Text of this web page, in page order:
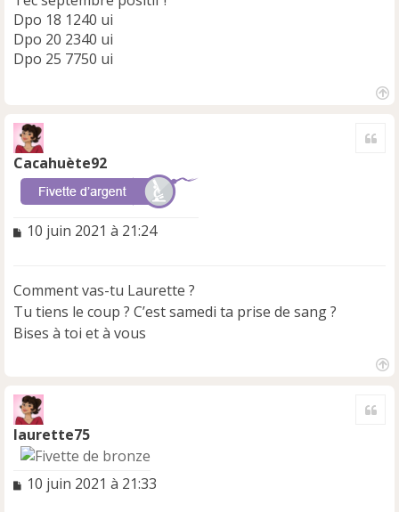
Dpo 18 1240 ui
Dpo 20 2340 ui
Dpo 25 7750 ui
Cacahuète92
M
a
g
e
l
u
10 juin 2021 à 21:24
Comment vas-tu Laurette ?
Tu tiens le coup ? C’est samedi ta prise de sang ?
Bises à toi et à vous
laurette75
M
10 juin 2021 à 21:33